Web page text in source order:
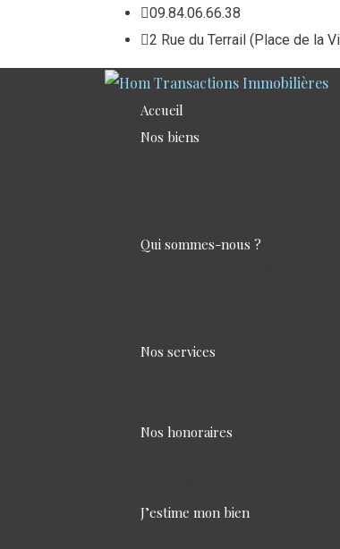
09.84.06.66.38
2 Rue du Terrail (Place de la
Accueil
Nos biens
Qui sommes-nous ?
Nos services
Nos honoraires
J’estime mon bien